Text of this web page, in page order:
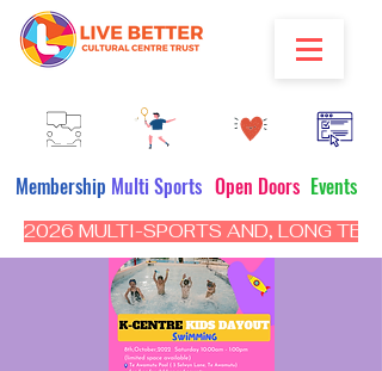
Multi Sports Open Doors Events
Membership
2026 MULTI-SPORTS AND, LONG